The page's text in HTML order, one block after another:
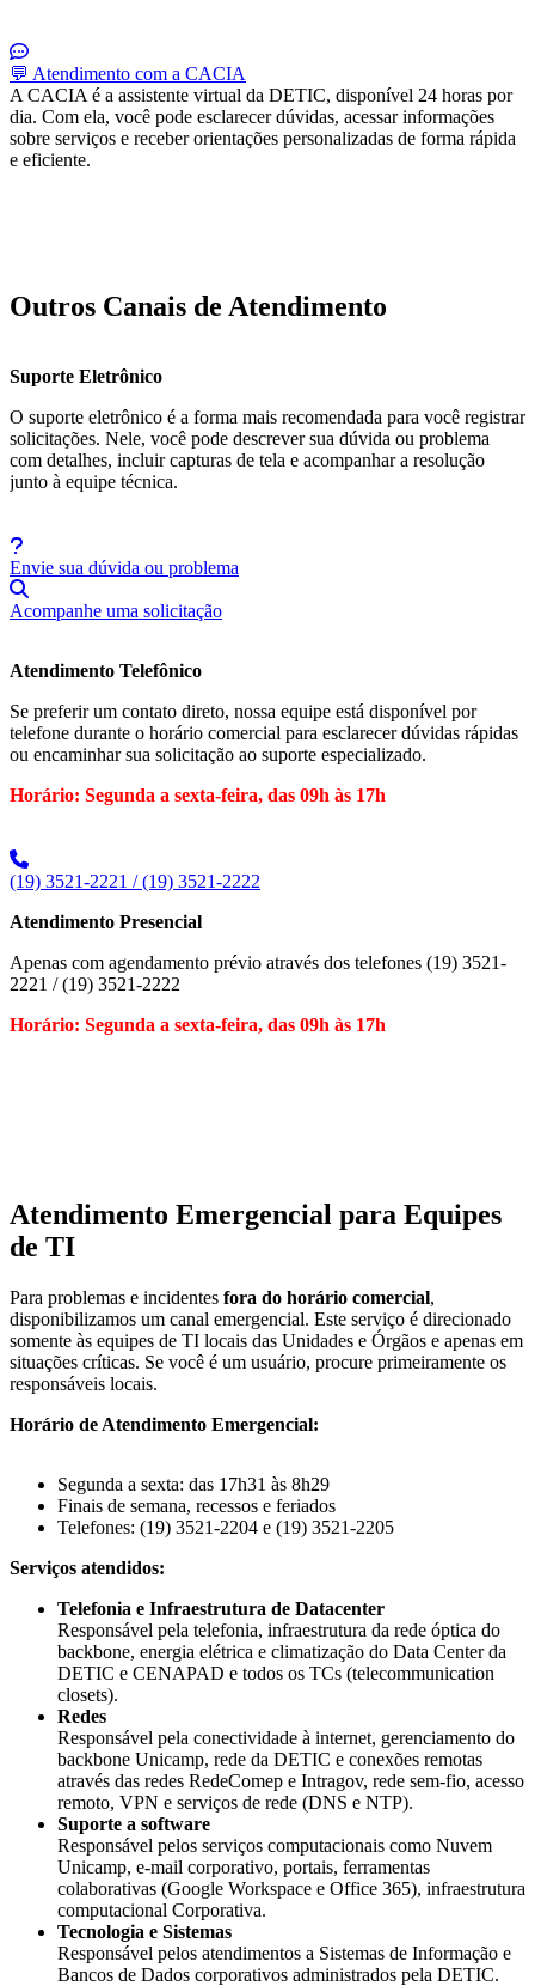
💬 Atendimento com a CACIA
A CACIA é a assistente virtual da DETIC, disponível 24 horas por
dia. Com ela, você pode esclarecer dúvidas, acessar informações
sobre serviços e receber orientações personalizadas de forma rápida
e eficiente.
Outros Canais de Atendimento
Suporte Eletrônico
O suporte eletrônico é a forma mais recomendada para você registrar
solicitações. Nele, você pode descrever sua dúvida ou problema
com detalhes, incluir capturas de tela e acompanhar a resolução
junto à equipe técnica.
Envie sua dúvida ou problema
Acompanhe uma solicitação
Atendimento Telefônico
Se preferir um contato direto, nossa equipe está disponível por
telefone durante o horário comercial para esclarecer dúvidas rápidas
ou encaminhar sua solicitação ao suporte especializado.
Horário: Segunda a sexta-feira, das 09h às 17h
(19) 3521-2221 / (19) 3521-2222
Atendimento Presencial
Apenas com agendamento prévio através dos telefones (19) 3521-
2221 / (19) 3521-2222
Horário: Segunda a sexta-feira, das 09h às 17h
Atendimento Emergencial para Equipes
de TI
Para problemas e incidentes fora do horário comercial,
disponibilizamos um canal emergencial. Este serviço é direcionado
somente às equipes de TI locais das Unidades e Órgãos e apenas em
situações críticas. Se você é um usuário, procure primeiramente os
responsáveis locais.
Horário de Atendimento Emergencial:
Segunda a sexta: das 17h31 às 8h29
Finais de semana, recessos e feriados
Telefones: (19) 3521-2204 e (19) 3521-2205
Serviços atendidos:
Telefonia e Infraestrutura de Datacenter
Responsável pela telefonia, infraestrutura da rede óptica do
backbone, energia elétrica e climatização do Data Center da
DETIC e CENAPAD e todos os TCs (telecommunication
closets).
Redes
Responsável pela conectividade à internet, gerenciamento do
backbone Unicamp, rede da DETIC e conexões remotas
através das redes RedeComep e Intragov, rede sem-fio, acesso
remoto, VPN e serviços de rede (DNS e NTP).
Suporte a software
Responsável pelos serviços computacionais como Nuvem
Unicamp, e-mail corporativo, portais, ferramentas
colaborativas (Google Workspace e Office 365), infraestrutura
computacional Corporativa.
Tecnologia e Sistemas
Responsável pelos atendimentos a Sistemas de Informação e
Bancos de Dados corporativos administrados pela DETIC.